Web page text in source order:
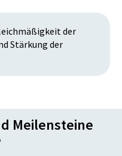
der
Stärkung der
Meilensteine